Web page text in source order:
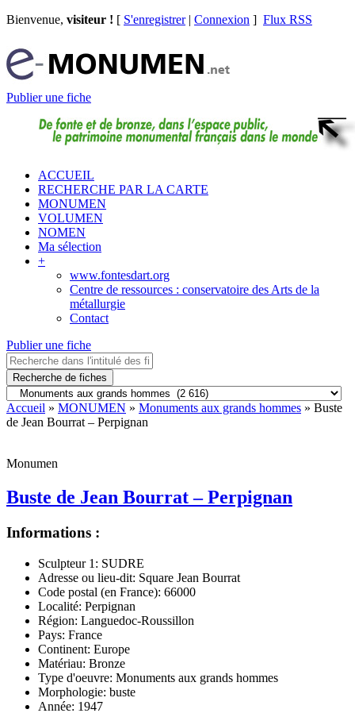
Bienvenue, visiteur ! [ S'enregistrer| Connexion ] Flux RSS
Publier une fiche
ACCUEIL
RECHERCHE PAR LA CARTE
MONUMEN
VOLUMEN
NOMEN
Ma sélection
+
www.fontesdart.org
Centre de ressources : conservatoire des Arts de la
métallurgie
Contact
Publier une fiche
Recherche de fiches
Accueil » MONUMEN » Monuments aux grands hommes » Buste
de Jean Bourrat – Perpignan
Monumen
Buste de Jean Bourrat – Perpignan
Informations :
Sculpteur 1: SUDRE
Adresse ou lieu-dit: Square Jean Bourrat
Code postal (en France): 66000
Localité: Perpignan
Région: Languedoc-Roussillon
Pays: France
Continent: Europe
Matériau: Bronze
Type d'oeuvre: Monuments aux grands hommes
Morphologie: buste
Année: 1947